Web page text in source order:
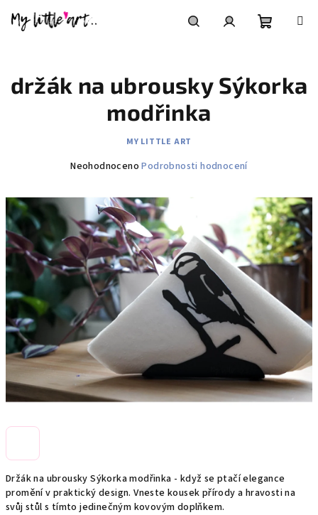
obsah
košík
Držák na ubrousky Sýkorka modřinka - když se ptačí elegance
promění v praktický design. Vneste kousek přírody a hravosti na
svůj stůl s tímto jedinečným kovovým doplňkem.
držák na ubrousky Sýkorka
modřinka
MY LITTLE ART
Průměrné
produktu
0,0
z
5
hvězdiček.
Neohodnoceno Podrobnosti hodnocení